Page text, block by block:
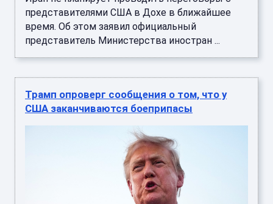
представителями США в Дохе в ближайшее
время. Об этом заявил официальный
представитель Министерства иностран ...
Трамп опроверг сообщения о том, что у
США заканчиваются боеприпасы